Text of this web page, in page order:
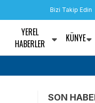
Bizi Takip Edin
YEREL
HABERLER
KÜNYE
“Mekke Anlaşması” oldu…
SON